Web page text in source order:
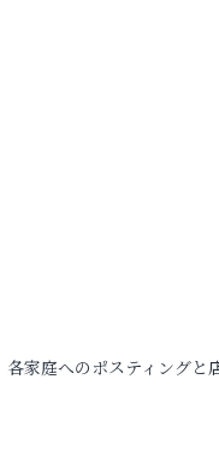
家庭へのポスティングと